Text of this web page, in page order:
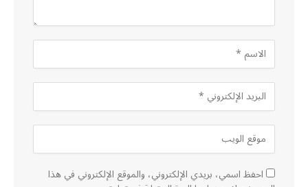
احفظ اسمي، بريدي الإلكتروني، والموقع الإلكتروني في هذا